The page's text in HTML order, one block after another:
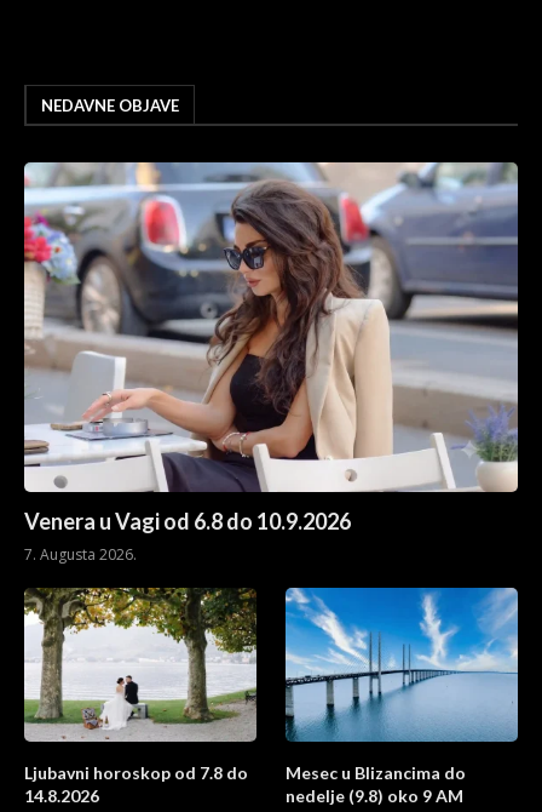
NEDAVNE OBJAVE
Venera u Vagi od 6.8 do 10.9.2026
7. Augusta 2026.
Ljubavni horoskop od 7.8 do
14.8.2026
Mesec u Blizancima do
nedelje (9.8) oko 9 AM